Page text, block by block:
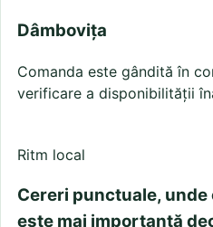
Dâmbovița
Comanda este gândită în
verificare a disponibilității
Ritm local
Cereri punctuale,
este mai importantă